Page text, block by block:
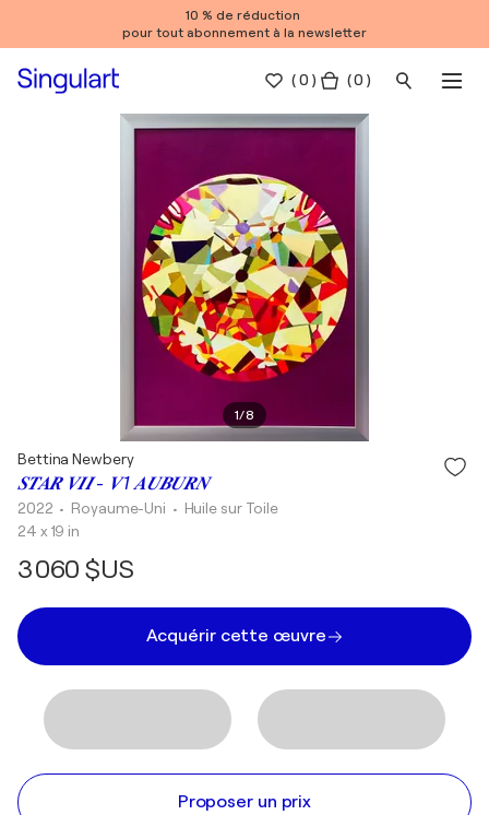
10 % de réduction
pour tout abonnement à la newsletter
(0 ) ( 0 )
1/8
𝑺𝑻𝑨𝑹 𝑽𝑰𝑰 - 𝑽 1 𝑨𝑼𝑩𝑼𝑹𝑵
Bettina Newbery
2022 • Royaume-Uni • Huile sur Toile
24 x 19 in
3 060 $US
Acquérir cette œuvre
Proposer un prix